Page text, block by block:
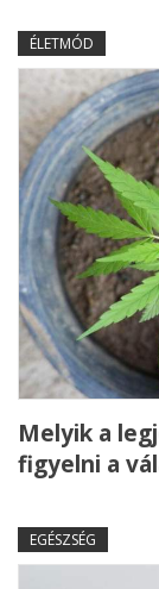
ÉLETMÓD
Melyik a
figyelni a
EGÉSZSÉG